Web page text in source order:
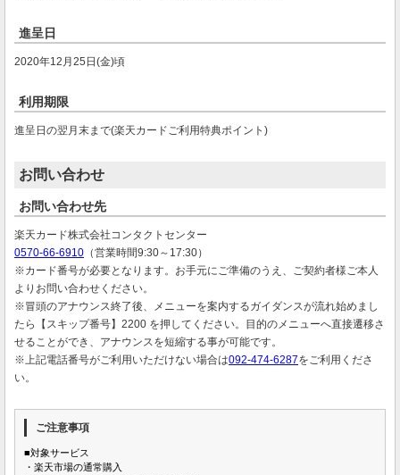
進呈日
2020年12月25日(金)頃
利用期限
進呈日の翌月末まで(楽天カードご利用特典ポイント)
お問い合わせ
お問い合わせ先
楽天カード株式会社コンタクトセンター
0570-66-6910 （営業時間9:30～17:30）
※カード番号が必要となります。お手元にご準備のうえ、ご契約者様ご本人
よりお問い合わせください。
※冒頭のアナウンス終了後、メニューを案内するガイダンスが流れ始めまし
たら【スキップ番号】2200 を押してください。目的のメニューへ直接遷移さ
せることができ、アナウンスを短縮する事が可能です。
※上記電話番号がご利用いただけない場合は092-474-6287をご利用くださ
い。
ご注意事項
■対象サービス
・楽天市場の通常購入